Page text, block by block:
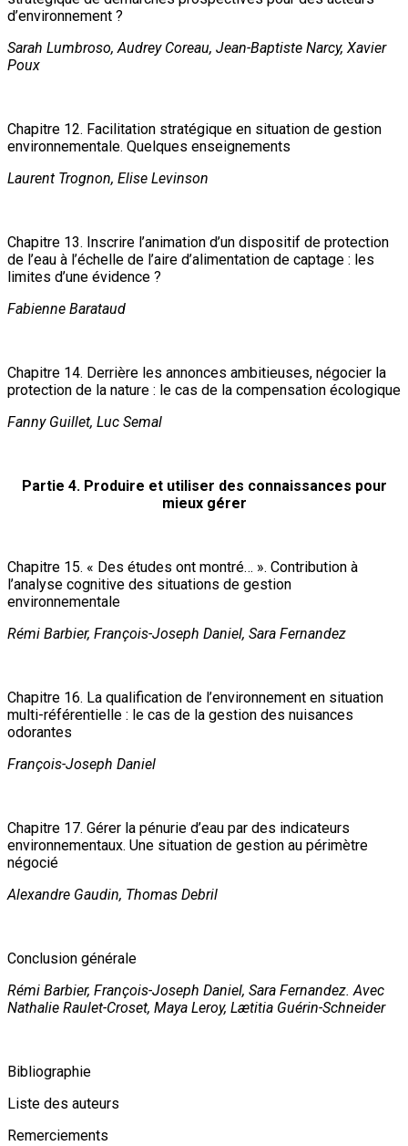
d’environnement ?
Sarah Lumbroso, Audrey Coreau, Jean-Baptiste Narcy, Xavier
Poux
Chapitre 12. Facilitation stratégique en situation de gestion
environnementale. Quelques enseignements
Laurent Trognon, Elise Levinson
Chapitre 13. Inscrire l’animation d’un dispositif de protection
de l’eau à l’échelle de l’aire d’alimentation de captage : les
limites d’une évidence ?
Fabienne Barataud
Chapitre 14. Derrière les annonces ambitieuses, négocier la
protection de la nature : le cas de la compensation écologique
Fanny Guillet, Luc Semal
Partie 4. Produire et utiliser des connaissances pour
mieux gérer
Chapitre 15. « Des études ont montré… ». Contribution à
l’analyse cognitive des situations de gestion
environnementale
Rémi Barbier, François-Joseph Daniel, Sara Fernandez
Chapitre 16. La qualification de l’environnement en situation
multi-référentielle : le cas de la gestion des nuisances
odorantes
François-Joseph Daniel
Chapitre 17. Gérer la pénurie d’eau par des indicateurs
environnementaux. Une situation de gestion au périmètre
négocié
Alexandre Gaudin, Thomas Debril
Conclusion générale
Rémi Barbier, François-Joseph Daniel, Sara Fernandez. Avec
Nathalie Raulet-Croset, Maya Leroy, Lætitia Guérin-Schneider
Bibliographie
Liste des auteurs
Remerciements